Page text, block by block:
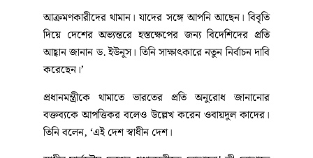
আক্রমণকারীদের থামান। যাদের সঙ্গে আপনি আছেন। বিবৃতি
দিয়ে দেশের অভ্যন্তরে হস্তক্ষেপের জন্য বিদেশিদের প্রতি
আহ্বান জানান ড. ইউনূস। তিনি সাক্ষাৎকারে নতুন নির্বাচন দাবি
করেছেন।’
প্রধানমন্ত্রীকে থামাতে ভারতের প্রতি অনুরোধ জানানোর
বক্তব্যকে আপত্তিকর বলেও উল্লেখ করেন ওবায়দুল কাদের।
তিনি বলেন, ‘এই দেশ স্বাধীন দেশ।